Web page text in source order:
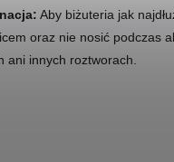
Aby biżuteria jak
oraz nie nosić podczas
ani innych roztworach.